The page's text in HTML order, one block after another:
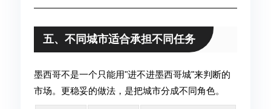
五、不同城市适合承担不同任务
墨西哥不是一个只能用"进不进墨西哥城"来判断的
市场。更稳妥的做法，是把城市分成不同角色。